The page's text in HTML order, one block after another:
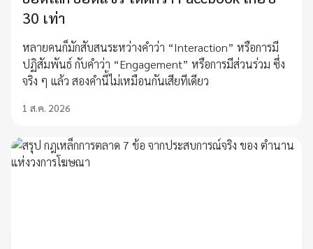
30 เท่า
หลายคนก็มักสับสนระหว่างคำว่า “Interaction” หรือการมี
ปฏิสัมพันธ์ กับคำว่า “Engagement” หรือการมีส่วนร่วม ซึ่ง
จริง ๆ แล้ว สองคำนี้ไม่เหมือนกันเสียทีเดียว
1 ส.ค. 2026